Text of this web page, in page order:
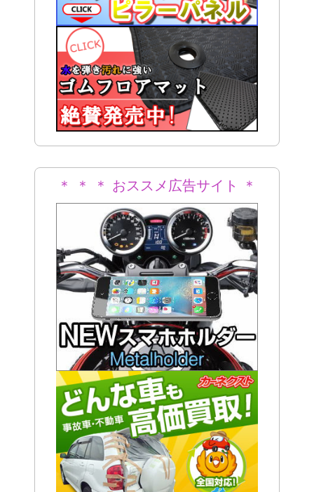
＊ ＊ ＊ おススメ広告サイト ＊
＊ ＊